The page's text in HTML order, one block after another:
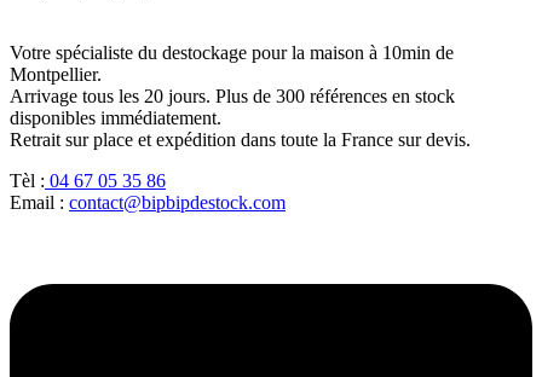
était :
689,00 €.
est :
499,00 €.
Votre spécialiste du destockage pour la maison à 10min de
Montpellier.
Arrivage tous les 20 jours. Plus de 300 références en stock
disponibles immédiatement.
Retrait sur place et expédition dans toute la France sur devis.
Tèl : 04 67 05 35 86
Email : contact@bipbipdestock.com